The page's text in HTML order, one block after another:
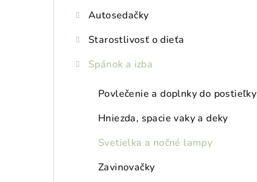
Autosedačky
Starostlivosť o dieťa
Spánok a izba
Povlečenie a doplnky do postieľky
Hniezda, spacie vaky a deky
Svetielka a nočné lampy
Zavinovačky